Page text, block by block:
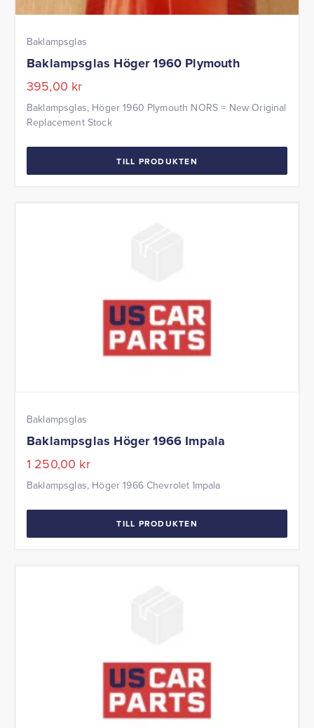
Baklampsglas
Baklampsglas Höger 1960 Plymouth
395,00 kr
Baklampsglas, Höger 1960 Plymouth NORS = New Original
Replacement Stock
TILL PRODUKTEN
Baklampsglas
Baklampsglas Höger 1966 Impala
1 250,00 kr
Baklampsglas, Höger 1966 Chevrolet Impala
TILL PRODUKTEN